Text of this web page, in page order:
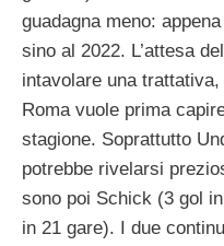
guadagna meno:
sino al 2022. L’attesa
intavolare una
Roma vuole prima
stagione. Soprattutto
potrebbe rivelarsi
sono poi Schick (3 gol
in 21 gare). I due